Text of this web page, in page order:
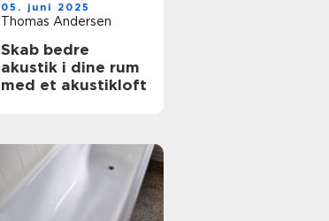
05. juni 2025
Thomas Andersen
Skab bedre
akustik i dine rum
med et akustikloft